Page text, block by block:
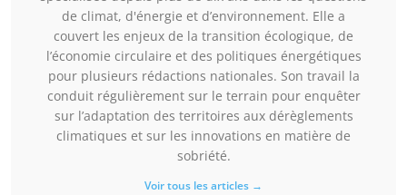
de climat, d'énergie et d’environnement. Elle a
couvert les enjeux de la transition écologique, de
l’économie circulaire et des politiques énergétiques
pour plusieurs rédactions nationales. Son travail la
conduit régulièrement sur le terrain pour enquêter
sur l’adaptation des territoires aux dérèglements
climatiques et sur les innovations en matière de
sobriété.
Voir tous les articles →